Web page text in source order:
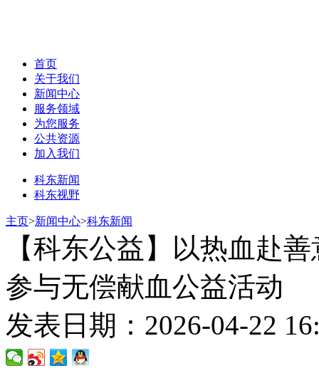
首页
关于我们
新闻中心
服务领域
为您服务
公共资源
加入我们
科东新闻
科东视野
主页>新闻中心>科东新闻
【科东公益】以热血赴
参与无偿献血公益活动
发表日期：2026-04-22